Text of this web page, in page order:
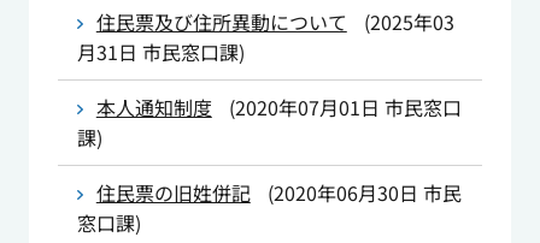
住民票及び住所異動について
(2025年03
月31日 市民窓口課)
本人通知制度
(2020年07月01日 市民窓口
課)
住民票の旧姓併記
(2020年06月30日 市民
窓口課)